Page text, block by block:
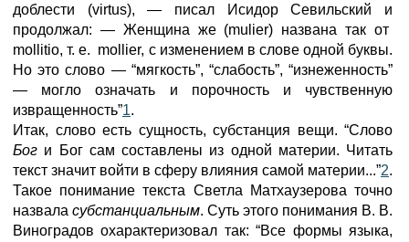
доблести (virtus), — писал Исидор Севильский и
продолжал: — Женщина же (mulier) названа так от
mollitio, т. е. mollier, с изменением в слове одной буквы.
Но это слово — “мягкость”, “слабость”, “изнеженность”
— могло означать и порочность и чувственную
извращенность”1.
Итак, слово есть сущность, субстанция вещи. “Слово
Бог и Бог сам составлены из одной материи. Читать
текст значит войти в сферу влияния самой материи...”2.
Такое понимание текста Светла Матхаузерова точно
назвала субстанциальным. Суть этого понимания В. В.
Виноградов охарактеризовал так: “Все формы языка,